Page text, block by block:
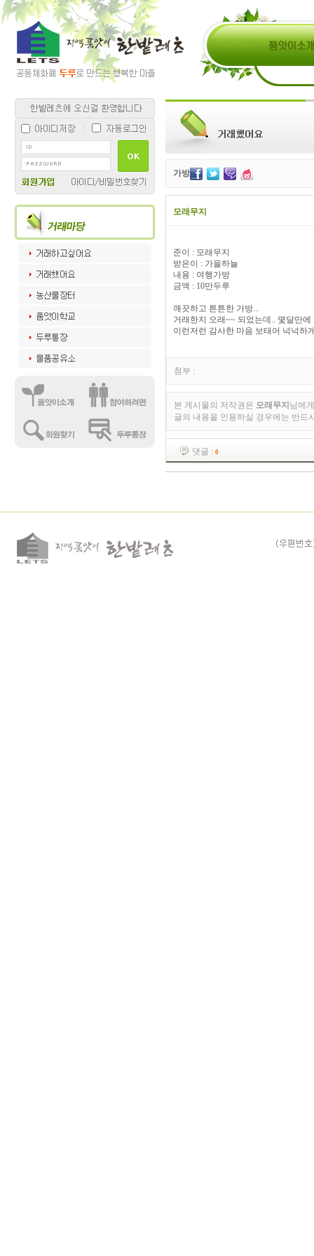
가방
모래무지
준이 : 모래무지
받은이 : 가을하늘
내용 : 여행가방
금액 : 10만두루
깨끗하고 튼튼한 가방...
거래한지 오래~~ 되었는데.. 몇달만에
이런저런 감사한 마음 보태어 넉넉하
첨부 :
본 게시물의 저작권은 모래무지 님에
글의 내용을 인용하실 경우에는 반드
댓글 : 0